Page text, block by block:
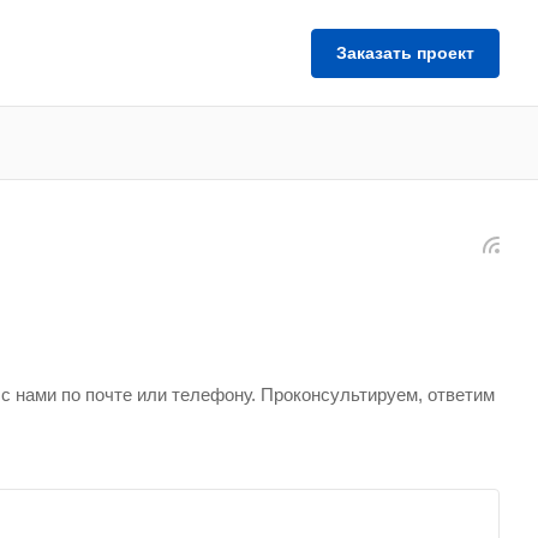
Заказать проект
нами по почте или телефону. Проконсультируем, ответим